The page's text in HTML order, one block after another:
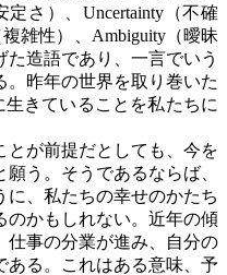
さ）、 Uncertainty（不確
雑性）、 Ambiguity（曖昧
造語であり、一言でいう
。昨年の世界を取り巻いた
生きていることを私たちに
が前提だとしても、今を
う。そうであるならば、
、私たちの幸せのかたち
のかもしれない。近年の傾
仕事の分業が進み、自分の
ある。これはある意味、予